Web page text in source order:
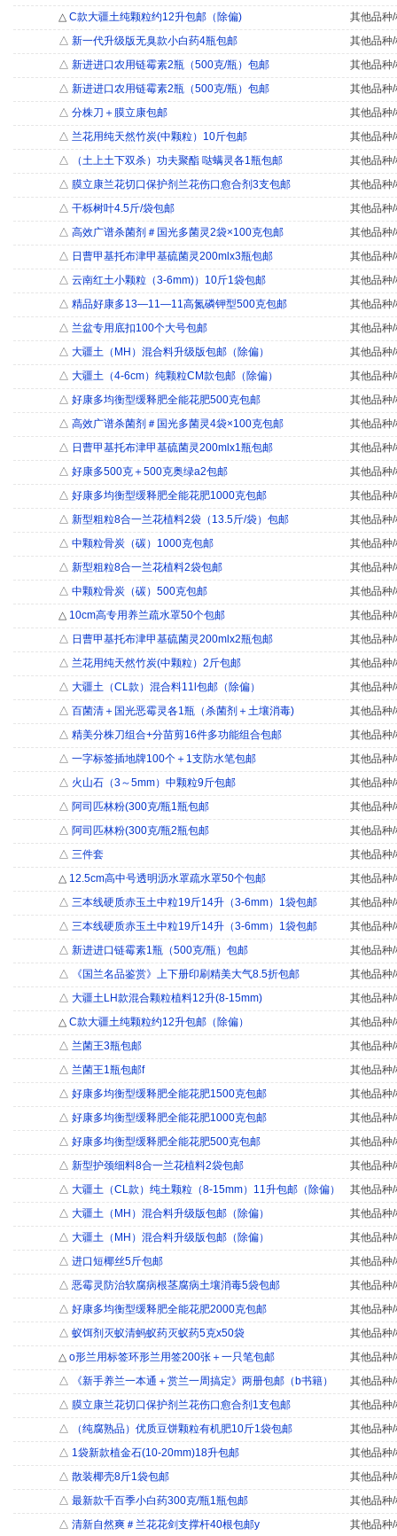
△ C款大疆土纯颗粒约12升包邮（除偏)
其他品种
△ 新一代升级版无臭款小白药4瓶包邮
其他品种
△ 新进进口农用链霉素2瓶（500克/瓶）包邮
其他品种
△ 新进进口农用链霉素2瓶（500克/瓶）包邮
其他品种
△ 分株刀＋膜立康包邮
其他品种
△ 兰花用纯天然竹炭(中颗粒）10斤包邮
其他品种
△ （土上土下双杀）功夫聚酯 哒螨灵各1瓶包邮
其他品种
△ 膜立康兰花切口保护剂兰花伤口愈合剂3支包邮
其他品种
△ 干栎树叶4.5斤/袋包邮
其他品种
△ 高效广谱杀菌剂＃国光多菌灵2袋×100克包邮
其他品种
△ 日曹甲基托布津甲基硫菌灵200mlx3瓶包邮
其他品种
△ 云南红土小颗粒（3-6mm)）10斤1袋包邮
其他品种
△ 精品好康多13—11—11高氮磷钾型500克包邮
其他品种
△ 兰盆专用底扣100个大号包邮
其他品种
△ 大疆土（MH）混合料升级版包邮（除偏）
其他品种
△ 大疆土（4-6cm）纯颗粒CM款包邮（除偏）
其他品种
△ 好康多均衡型缓释肥全能花肥500克包邮
其他品种
△ 高效广谱杀菌剂＃国光多菌灵4袋×100克包邮
其他品种
△ 日曹甲基托布津甲基硫菌灵200mlx1瓶包邮
其他品种
△ 好康多500克＋500克奥绿a2包邮
其他品种
△ 好康多均衡型缓释肥全能花肥1000克包邮
其他品种
△ 新型粗粒8合一兰花植料2袋（13.5斤/袋）包邮
其他品种
△ 中颗粒骨炭（碳）1000克包邮
其他品种
△ 新型粗粒8合一兰花植料2袋包邮
其他品种
△ 中颗粒骨炭（碳）500克包邮
其他品种
△ 10cm高专用养兰疏水罩50个包邮
其他品种
△ 日曹甲基托布津甲基硫菌灵200mlx2瓶包邮
其他品种
△ 兰花用纯天然竹炭(中颗粒）2斤包邮
其他品种
△ 大疆土（CL款）混合料11l包邮（除偏）
其他品种
△ 百菌清＋国光恶霉灵各1瓶（杀菌剂＋土壤消毒)
其他品种
△ 精美分株刀组合+分苗剪16件多功能组合包邮
其他品种
△ 一字标签插地牌100个＋1支防水笔包邮
其他品种
△ 火山石（3～5mm）中颗粒9斤包邮
其他品种
△ 阿司匹林粉(300克/瓶1瓶包邮
其他品种
△ 阿司匹林粉(300克/瓶2瓶包邮
其他品种
△ 三件套
其他品种
△ 12.5cm高中号透明沥水罩疏水罩50个包邮
其他品种
△ 三本线硬质赤玉土中粒19斤14升（3-6mm）1袋包邮
其他品种
△ 三本线硬质赤玉土中粒19斤14升（3-6mm）1袋包邮
其他品种
△ 新进进口链霉素1瓶（500克/瓶）包邮
其他品种
△ 《国兰名品鉴赏》上下册印刷精美大气8.5折包邮
其他品种
△ 大疆土LH款混合颗粒植料12升(8-15mm)
其他品种
△ C款大疆土纯颗粒约12升包邮（除偏）
其他品种
△ 兰菌王3瓶包邮
其他品种
△ 兰菌王1瓶包邮f
其他品种
△ 好康多均衡型缓释肥全能花肥1500克包邮
其他品种
△ 好康多均衡型缓释肥全能花肥1000克包邮
其他品种
△ 好康多均衡型缓释肥全能花肥500克包邮
其他品种
△ 新型护颈细料8合一兰花植料2袋包邮
其他品种
△ 大疆土（CL款）纯土颗粒（8-15mm）11升包邮（除偏）
其他品种
△ 大疆土（MH）混合料升级版包邮（除偏）
其他品种
△ 大疆土（MH）混合料升级版包邮（除偏）
其他品种
△ 进口短椰丝5斤包邮
其他品种
△ 恶霉灵防治软腐病根茎腐病土壤消毒5袋包邮
其他品种
△ 好康多均衡型缓释肥全能花肥2000克包邮
其他品种
△ 蚁饵剂灭蚁清蚂蚁药灭蚁药5克x50袋
其他品种
△ o形兰用标签环形兰用签200张＋一只笔包邮
其他品种
△ 《新手养兰一本通＋赏兰一周搞定》两册包邮（b书籍）
其他品种
△ 膜立康兰花切口保护剂兰花伤口愈合剂1支包邮
其他品种
△ （纯腐熟品）优质豆饼颗粒有机肥10斤1袋包邮
其他品种
△ 1袋新款植金石(10-20mm)18升包邮
其他品种
△ 散装椰壳8斤1袋包邮
其他品种
△ 最新款千百季小白药300克/瓶1瓶包邮
其他品种
△ 清新自然爽＃兰花花剑支撑杆40根包邮y
其他品种